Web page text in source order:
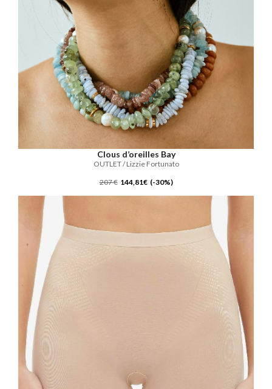
Clous d’oreilles Bay
OUTLET / Lizzie Fortunato
207 € 144,81€ (-30%)